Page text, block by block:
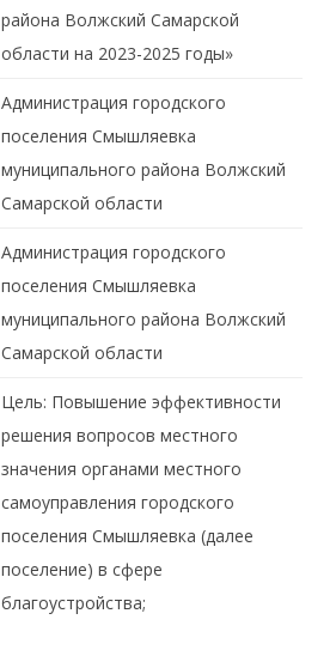
района Волжский Самарской
области на 2023-2025 годы»
Администрация городского
поселения Смышляевка
муниципального района Волжский
Самарской области
Администрация городского
поселения Смышляевка
муниципального района Волжский
Самарской области
Цель: Повышение эффективности
решения вопросов местного
значения органами местного
самоуправления городского
поселения Смышляевка (далее
поселение) в сфере
благоустройства;